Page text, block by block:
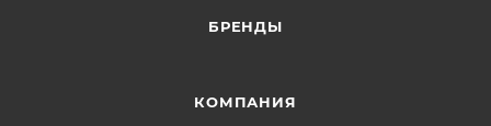
БРЕНДЫ
КОМПАНИЯ